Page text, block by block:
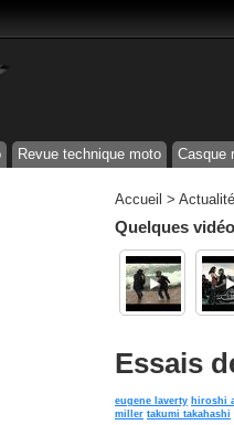
Revue technique moto Casque
Accueil >
Quelques
Essais
eugene laverty hiroshi
miller takumi takahashi